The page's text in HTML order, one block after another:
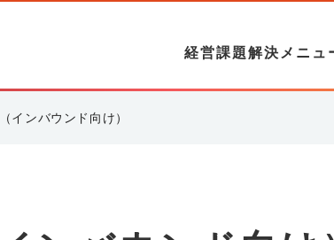
経営課題解決メニュ
インバウンド向け）